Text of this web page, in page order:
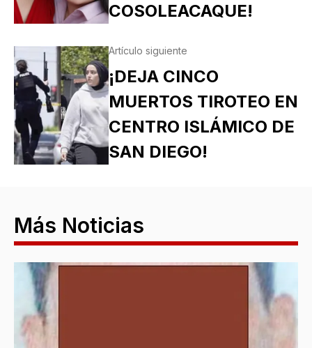
COSOLEACAQUE!
Artículo siguiente
¡DEJA CINCO
MUERTOS TIROTEO EN
CENTRO ISLÁMICO DE
SAN DIEGO!
Más Noticias